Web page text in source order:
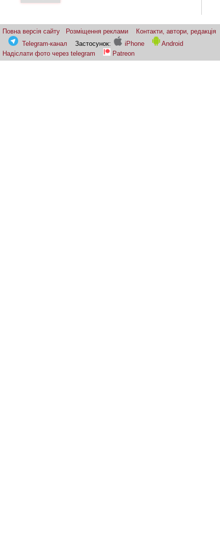
Повна версія сайту Розміщення реклами
Контакти, автори, редакція
Telegram-канал
Застосунок: iPhone
Android
Надіслати фото через telegram
Patreon